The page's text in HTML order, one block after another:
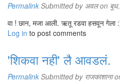
Permalink Submitted by अवलon
वा ! छान, मजा आली. ऋतू रडवा हसवून गेला
Log in to post comments
'शिकवा नही' लै आवडलं.
Permalink Submitted by राजकाशाना